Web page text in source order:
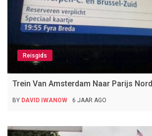
Reisgids
Trein Van Amsterdam Naar Parijs Nord
BY DAVID IWANOW 6 JAAR AGO